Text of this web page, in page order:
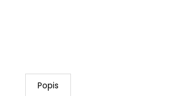
Popis